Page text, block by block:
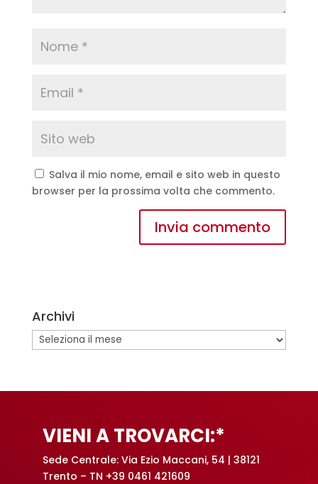
Salva il mio nome, email e sito web in questo
browser per la prossima volta che commento.
r
n
a
Archivi
Archivi
VIENI A TROVARCI:*
Sede Centrale: Via Ezio Maccani, 54 | 38121
Trento – TN +39 0461 421609